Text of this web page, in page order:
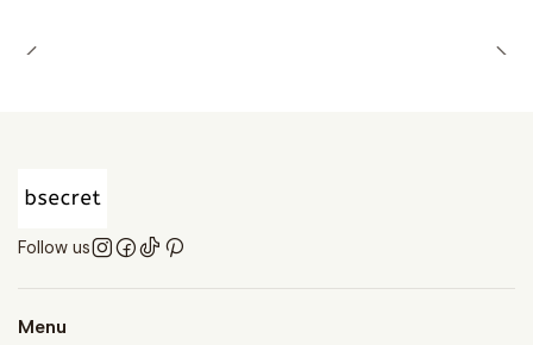
Follow us
Menu